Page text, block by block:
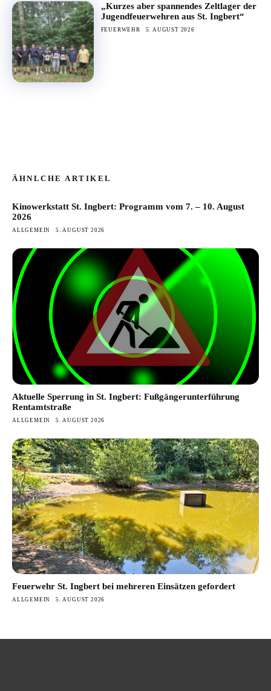
„Kurzes aber spannendes Zeltlager der
Jugendfeuerwehren aus St. Ingbert“
FEUERWEHR 5. AUGUST 2026
ÄHNLCHE ARTIKEL
Kinowerkstatt St. Ingbert: Programm vom 7. – 10. August
2026
ALLGEMEIN 5. AUGUST 2026
Aktuelle Sperrung in St. Ingbert: Fußgängerunterführung
Rentamtstraße
ALLGEMEIN 5. AUGUST 2026
Feuerwehr St. Ingbert bei mehreren Einsätzen gefordert
ALLGEMEIN 5. AUGUST 2026